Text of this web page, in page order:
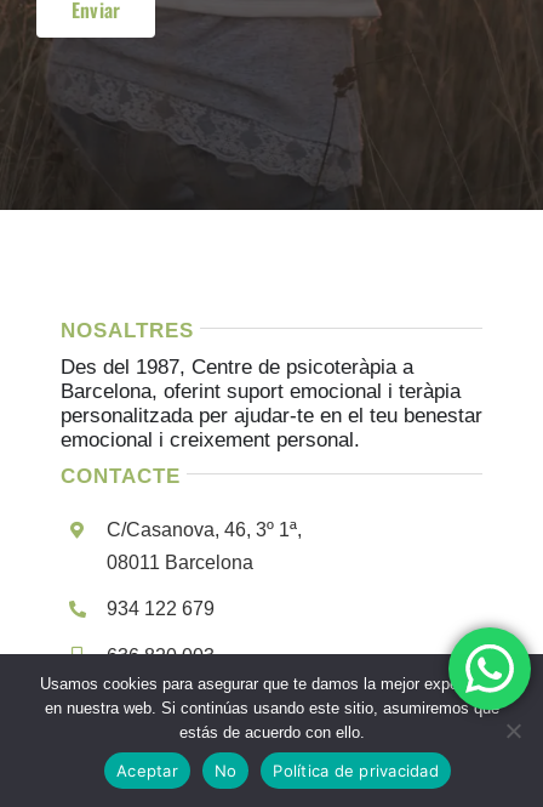
NOSALTRES
Des del 1987, Centre de psicoteràpia a
Barcelona, ​​oferint suport emocional i teràpia
personalitzada per ajudar-te en el teu benestar
emocional i creixement personal.
CONTACTE
C/Casanova, 46, 3º 1ª,
08011 Barcelona
934 122 679
636 820 003
info@psicoterapeutabarcelona.es
Usamos cookies para asegurar que te damos la mejor experiencia
en nuestra web. Si continúas usando este sitio, asumiremos que
estás de acuerdo con ello.
Aceptar No Política de privacidad